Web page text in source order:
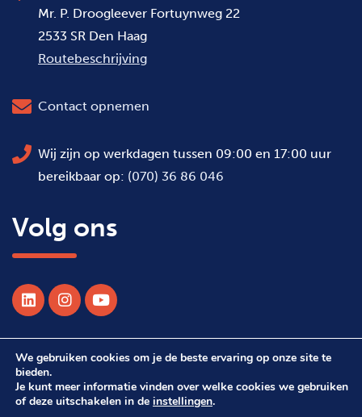
Mr. P. Droogleever Fortuynweg 22
2533 SR Den Haag
Routebeschrijving
Contact opnemen
Wij zijn op werkdagen tussen 09:00 en 17:00 uur
bereikbaar op: (070) 36 86 046
Volg ons
© 2026 Alle rechten voorbehouden WSDH
We gebruiken cookies om je de beste ervaring op onze site te
bieden.
Je kunt meer informatie vinden over welke cookies we gebruiken
of deze uitschakelen in de instellingen.